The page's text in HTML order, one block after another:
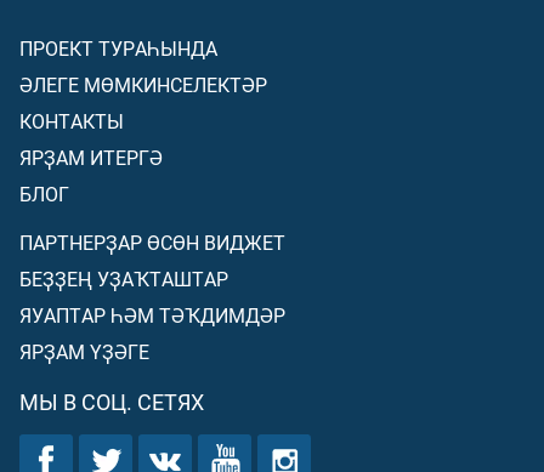
ПРОЕКТ ТУРАҺЫНДА
ӘЛЕГЕ МӨМКИНСЕЛЕКТӘР
КОНТАКТЫ
ЯРҘАМ ИТЕРГӘ
БЛОГ
ПАРТНЕРҘАР ӨСӨН ВИДЖЕТ
БЕҘҘЕҢ УҘАҠТАШТАР
ЯУАПТАР ҺӘМ ТӘҠДИМДӘР
ЯРҘАМ ҮҘӘГЕ
МЫ В СОЦ. СЕТЯХ